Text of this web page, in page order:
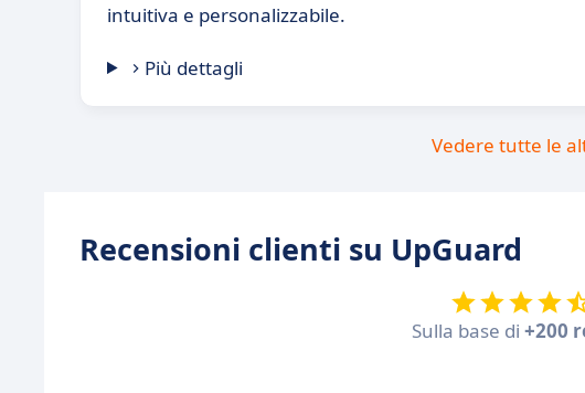
intuitiva e personalizzabile.
Più dettagli
Vedere tutte le
Recensioni clienti su UpGuard
Sulla base di +200